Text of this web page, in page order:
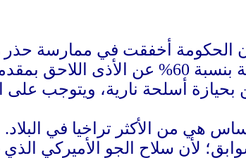
أخفقت في ممارسة حذر
الدعوى".
أسلحة نارية، ويتوجب على
هي من الأكثر تراخيا في البلاد.
لأن سلاح الجو الأميركي الذي